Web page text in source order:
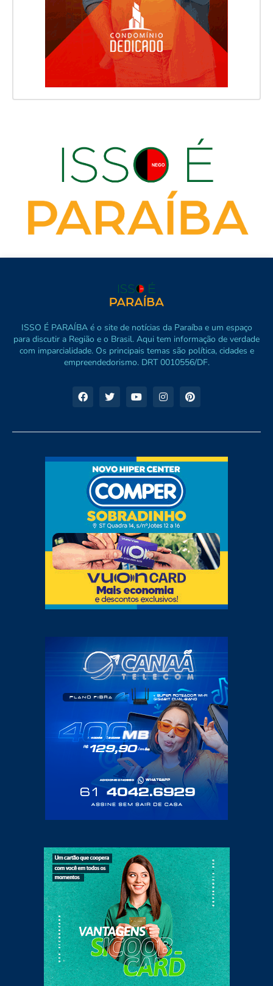
ISSO É PARAÍBA é o site de notícias da Paraíba e um espaço
para discutir a Região e o Brasil. Aqui tem informação de verdade
com imparcialidade. Os principais temas são política, cidades e
empreendedorismo. DRT 0010556/DF.